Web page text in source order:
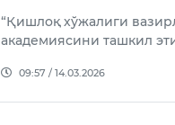
“Қишлоқ хўжалиги
академиясини ташкил
09:57 / 14.03.2026